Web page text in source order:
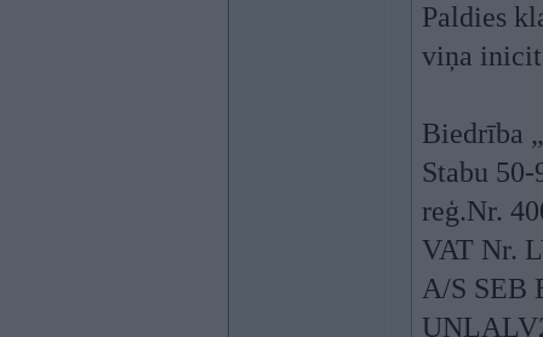
Paldies
viņa
Biedrība
Stabu
reģ.Nr.
VAT Nr.
A/S SEB